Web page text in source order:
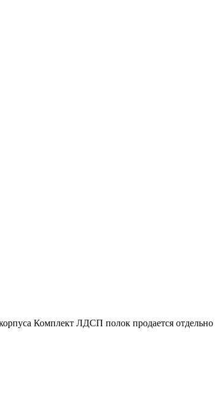
Комплект ЛДСП полок продается отдельно